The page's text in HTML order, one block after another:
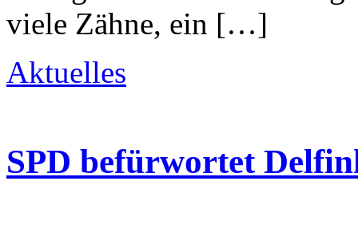
viele Zähne, ein […]
Aktuelles
SPD befürwortet